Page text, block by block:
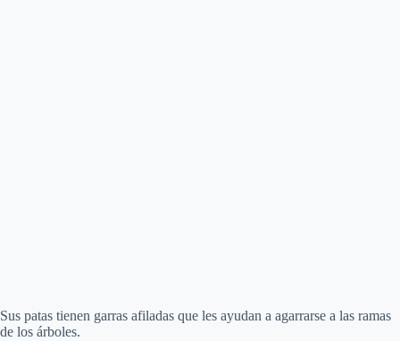
Sus patas tienen garras afiladas que les ayudan a agarrarse a las ramas
de los árboles.